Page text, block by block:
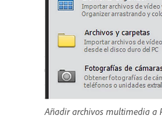
Añadir archivos multimedia a